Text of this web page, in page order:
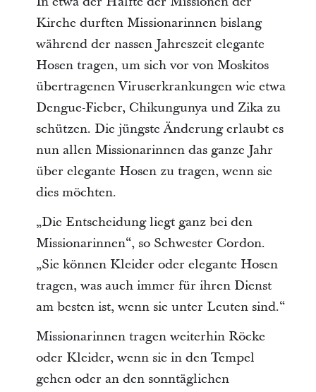
Kirche durften Missionarinnen bislang
während der nassen Jahreszeit elegante
Hosen tragen, um sich vor von Moskitos
übertragenen Viruserkrankungen wie etwa
Dengue-Fieber, Chikungunya und Zika zu
schützen. Die jüngste Änderung erlaubt es
nun allen Missionarinnen das ganze Jahr
über elegante Hosen zu tragen, wenn sie
dies möchten.
„Die Entscheidung liegt ganz bei den
Missionarinnen“, so Schwester Cordon.
„Sie können Kleider oder elegante Hosen
tragen, was auch immer für ihren Dienst
am besten ist, wenn sie unter Leuten sind.“
Missionarinnen tragen weiterhin Röcke
oder Kleider, wenn sie in den Tempel
gehen oder an den sonntäglichen